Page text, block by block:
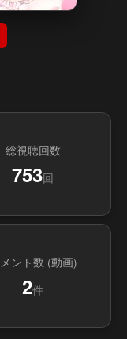
総視聴回数
753回
ント数 (動画)
2件